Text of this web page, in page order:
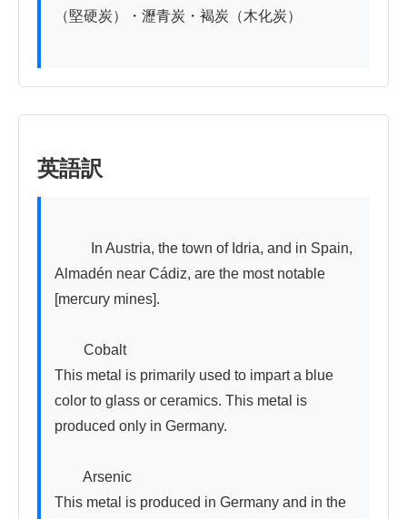
（堅硬炭）・瀝青炭・褐炭（木化炭）
英語訳
Almadén near Cádiz, are the most notable
[mercury mines].
Cobalt
This metal is primarily used to impart a blue
color to glass or ceramics. This metal is
produced only in Germany.
Arsenic
This metal is produced in Germany and in the